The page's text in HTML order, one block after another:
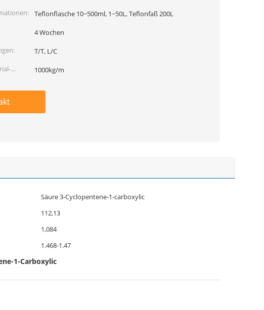
Teflonflasche 10~500ml, 1~50L, Teflonfaß 200L
4 Wochen
T/T, L/C
1000kg/m
Säure 3-Cyclopentene-1-carboxylic
112,13
1,084
1.468-1.47
1-Carboxylic